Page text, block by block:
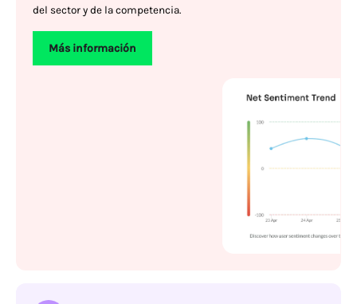
del sector y de la competencia.
Más información